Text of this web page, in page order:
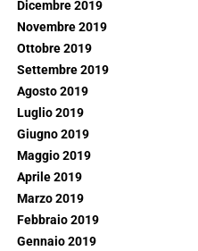
Dicembre 2019
Novembre 2019
Ottobre 2019
Settembre 2019
Agosto 2019
Luglio 2019
Giugno 2019
Maggio 2019
Aprile 2019
Marzo 2019
Febbraio 2019
Gennaio 2019